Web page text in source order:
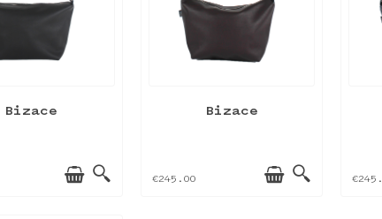
Bizace Bizace
€245.00